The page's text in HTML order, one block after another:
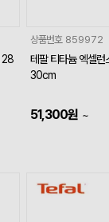
28
상품번호 859972
테팔 티타늄 엑셀런
30cm
51,300원 ~